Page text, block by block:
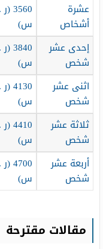
عشرة
أشخاص
3560 (ر .
س)
إحدى عشر
شخص
3840 (ر .
س)
اثنى عشر
شخص
4130 (ر .
س)
ثلاثة عشر
شخص
4410 (ر .
س)
أربعة عشر
شخص
4700 (ر .
س)
مقالات مقترحة